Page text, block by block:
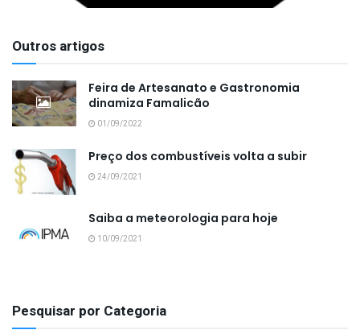
Outros artigos
Feira de Artesanato e Gastronomia
dinamiza Famalicão
01/09/2022
Preço dos combustíveis volta a subir
24/09/2021
Saiba a meteorologia para hoje
10/09/2021
Pesquisar por Categoria